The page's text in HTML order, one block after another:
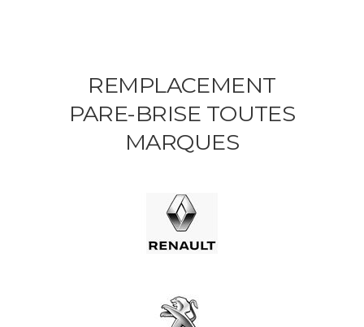
REMPLACEMENT
PARE-BRISE TOUTES
MARQUES